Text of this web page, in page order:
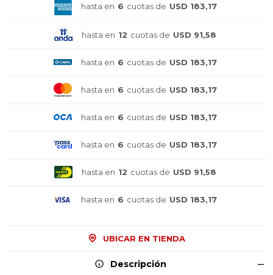
hasta en 6 cuotas de USD 183,17
hasta en 12 cuotas de USD 91,58
hasta en 6 cuotas de USD 183,17
hasta en 6 cuotas de USD 183,17
hasta en 6 cuotas de USD 183,17
hasta en 6 cuotas de USD 183,17
hasta en 12 cuotas de USD 91,58
hasta en 6 cuotas de USD 183,17
UBICAR EN TIENDA
Descripción
¡Sumate a la forma más ágil de
¡Sumate a la forma más ágil de
¡Sumate a la forma más ágil de